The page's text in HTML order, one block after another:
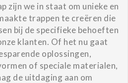
zijn we in staat om unieke en
trappen te creëren die
bij de specifieke behoeften
klanten. Of het nu gaat
oplossingen,
of speciale materialen,
de uitdaging aan om